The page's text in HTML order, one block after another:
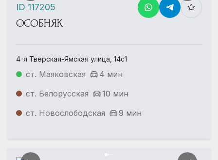
ОСОБНЯК
4-я Тверская-Ямская улица, 14с1
ст. Маяковская
4 мин
ст. Белорусская
10 мин
ст. Новослободская
9 мин
ID 117205